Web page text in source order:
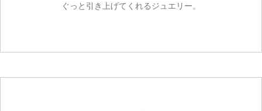
ぐっと引き上げてくれるジュエリー。